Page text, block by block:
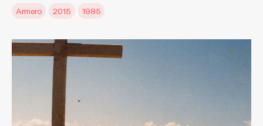
Armero
2015 1985